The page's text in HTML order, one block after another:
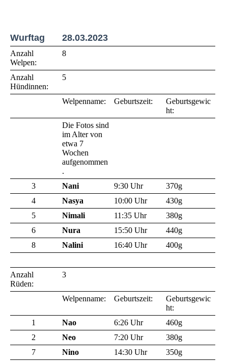
Wurftag 28.03.2023
Anzahl
Welpen:
8
Anzahl
Hündinnen:
5
Welpenname: Geburtszeit:
Geburtsgewic
ht:
Die Fotos sind
im Alter von
etwa 7
Wochen
aufgenommen
.
3
Nani 9:30 Uhr
370g
4
Nasya 10:00 Uhr
430g
5
Nimali 11:35 Uhr
380g
6
Nura 15:50 Uhr
440g
8
Nalini 16:40 Uhr 400g
Anzahl
Rüden:
3
Welpenname: Geburtszeit:
Geburtsgewic
ht:
1
Nao 6:26 Uhr
460g
2
Neo 7:20 Uhr
380g
7
Nino 14:30 Uhr 350g